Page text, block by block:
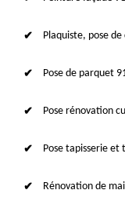
Plaquiste, pose
Pose de parquet
Pose rénovation
Pose tapisserie et
Rénovation de